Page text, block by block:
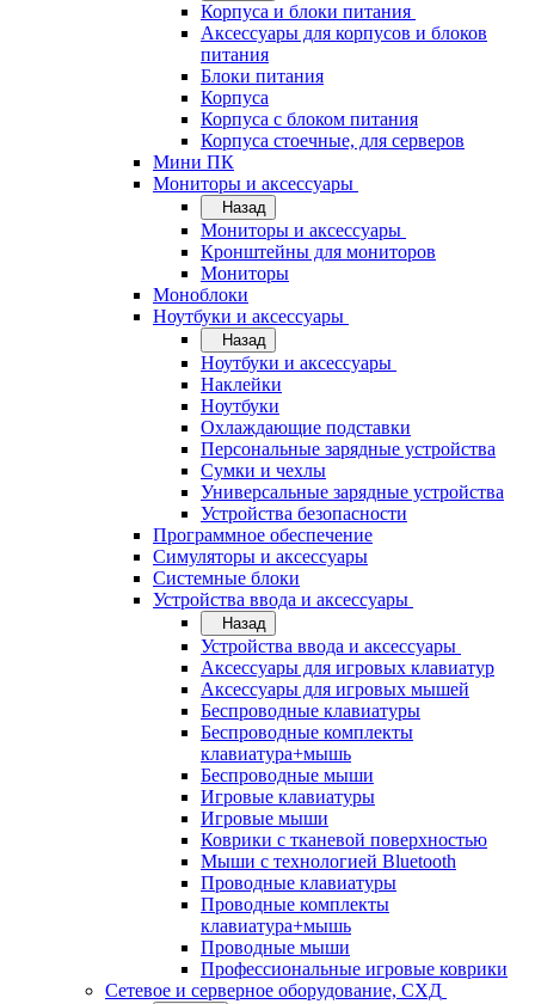
Корпуса и блоки питания
Аксессуары для корпусов и блоков
питания
Блоки питания
Корпуса
Корпуса с блоком питания
Корпуса стоечные, для серверов
Мини ПК
Мониторы и аксессуары
Назад
Мониторы и аксессуары
Кронштейны для мониторов
Мониторы
Моноблоки
Ноутбуки и аксессуары
Назад
Ноутбуки и аксессуары
Наклейки
Ноутбуки
Охлаждающие подставки
Персональные зарядные устройства
Сумки и чехлы
Универсальные зарядные устройства
Устройства безопасности
Программное обеспечение
Симуляторы и аксессуары
Системные блоки
Устройства ввода и аксессуары
Назад
Устройства ввода и аксессуары
Аксессуары для игровых клавиатур
Аксессуары для игровых мышей
Беспроводные клавиатуры
Беспроводные комплекты
клавиатура+мышь
Беспроводные мыши
Игровые клавиатуры
Игровые мыши
Коврики с тканевой поверхностью
Мыши с технологией Bluetooth
Проводные клавиатуры
Проводные комплекты
клавиатура+мышь
Проводные мыши
Профессиональные игровые коврики
Сетевое и серверное оборудование, СХД